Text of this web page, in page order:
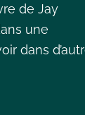
de Jay
une
dans